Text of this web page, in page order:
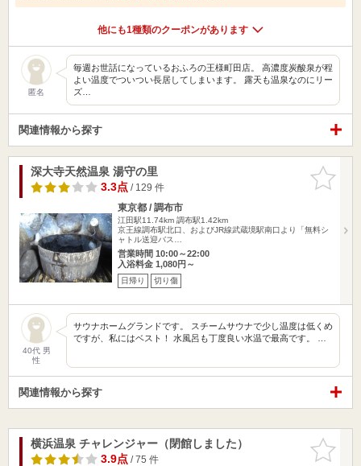
他にも1種類のクーポンがあります
匿名
毎週お世話になっているおふろの王様町田店。 高濃度炭酸泉が程
よい温度でついつい長居してしまいます。 露天も温泉なのにリー
ズ…
関連情報から探す
お気に入
りに追加
深大寺天然温泉 湯守の里
3.3点/ 129 件
東京都 / 調布市
江田駅11.74km 調布駅1.42km
京王線調布駅北口、およびJR線武蔵境駅南口より「無料シ
ャトル送迎バス…
営業時間 10:00～22:00
入浴料金 1,080円～
日帰り 切り傷
40代 男
性
サウナホームグランドです。 スチームサウナで少し温度は低くめ
ですが、私にはベスト！ 水風呂も丁度良い水温で最高です。 …
関連情報から探す
お気に入
りに追加
横浜温泉 チャレンジャー（閉館しました）
3.9点/ 75 件